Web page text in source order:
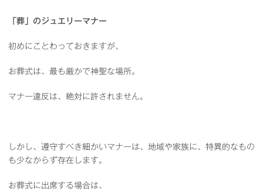
「葬」のジュエリーマナー
初めにことわっておきますが、
お葬式は、最も厳かで神聖な場所。
マナー違反は、絶対に許されません。
しかし、遵守すべき細かいマナーは、地域や家族に、特異的なもの
も少なからず存在します。
お葬式に出席する場合は、